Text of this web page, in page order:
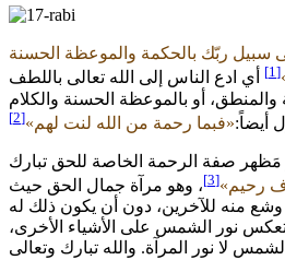
سبيل ربّك بالحكمة والموعظة الحسنة
[1]
أي ادع الناس إلى الله تعالى باللطف
أو بالموعظة الحسنة والكلام
أيضاً:«فبما رحمة من الله لنت لهم»[2]
مَظهر صفة الرحمة الخاصة للحق تبارك
رحيم»[3]
، وهو مرآة جمال الحق حيث
منه للآخرين، دون أن يكون ذلك له
تعكس نور الشمس على الأشياء الأخرى،
لا نور المرآة. والله تبارك وتعالى